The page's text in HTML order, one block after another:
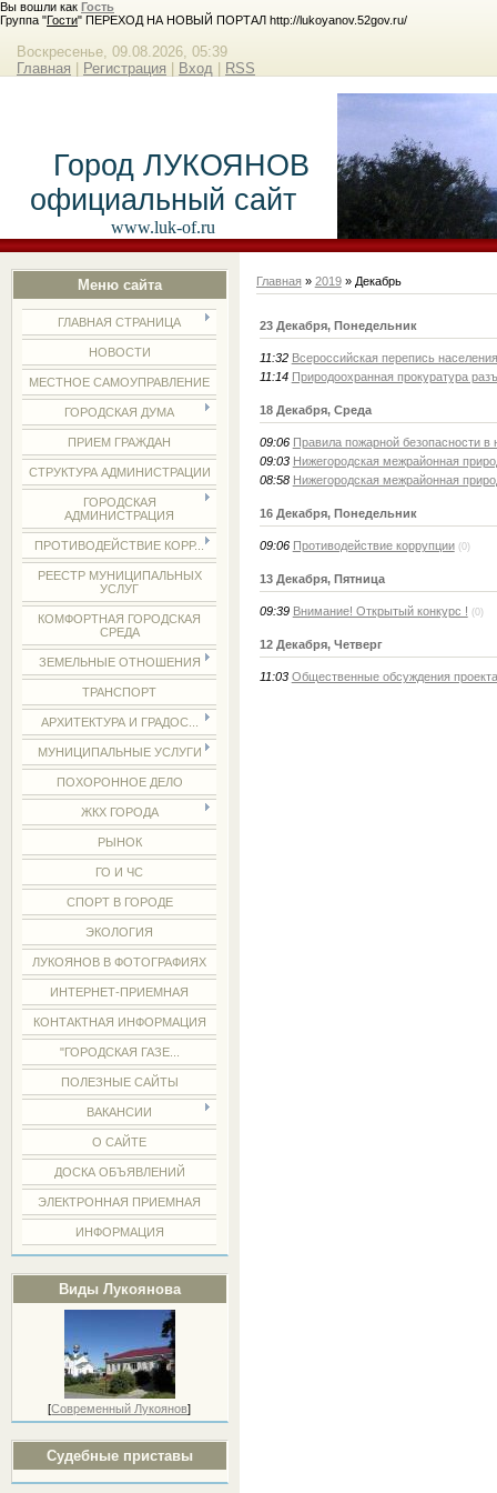
Вы вошли как Гость
Группа "Гости" ПЕРЕХОД НА НОВЫЙ ПОРТАЛ http://lukoyanov.52gov.ru/
Воскресенье, 09.08.2026, 05:39
Главная
Регистрация Вход RSS
Город ЛУКОЯНОВ
официальный сайт
www.luk-of.ru
Меню сайта
ГЛАВНАЯ СТРАНИЦА
НОВОСТИ
МЕСТНОЕ САМОУПРАВЛЕНИЕ
ГОРОДСКАЯ ДУМА
ПРИЕМ ГРАЖДАН
СТРУКТУРА АДМИНИСТРАЦИИ
ГОРОДСКАЯ
АДМИНИСТРАЦИЯ
ПРОТИВОДЕЙСТВИЕ КОРР...
РЕЕСТР МУНИЦИПАЛЬНЫХ
УСЛУГ
КОМФОРТНАЯ ГОРОДСКАЯ
СРЕДА
ЗЕМЕЛЬНЫЕ ОТНОШЕНИЯ
ТРАНСПОРТ
АРХИТЕКТУРА И ГРАДОС...
МУНИЦИПАЛЬНЫЕ УСЛУГИ
ПОХОРОННОЕ ДЕЛО
ЖКХ ГОРОДА
РЫНОК
ГО И ЧС
СПОРТ В ГОРОДЕ
ЭКОЛОГИЯ
ЛУКОЯНОВ В ФОТОГРАФИЯХ
ИНТЕРНЕТ-ПРИЕМНАЯ
КОНТАКТНАЯ ИНФОРМАЦИЯ
"ГОРОДСКАЯ ГАЗЕ...
ПОЛЕЗНЫЕ САЙТЫ
ВАКАНСИИ
О САЙТЕ
ДОСКА ОБЪЯВЛЕНИЙ
ЭЛЕКТРОННАЯ ПРИЕМНАЯ
ИНФОРМАЦИЯ
Виды Лукоянова
[Современный Лукоянов]
Судебные приставы
Главная » 2019 » Декабрь
23 Декабря, Понедельник
11:32 Всероссийская перепись населения
11:14 Природоохранная прокуратура
18 Декабря, Среда
09:06 Правила пожарной безопасности в
09:03 Нижегородская межрайонная
08:58 Нижегородская межрайонная
16 Декабря, Понедельник
09:06 Противодействие коррупции (0)
13 Декабря, Пятница
09:39 Внимание! Открытый конкурс ! (0)
12 Декабря, Четверг
11:03 Общественные обсуждения проекта